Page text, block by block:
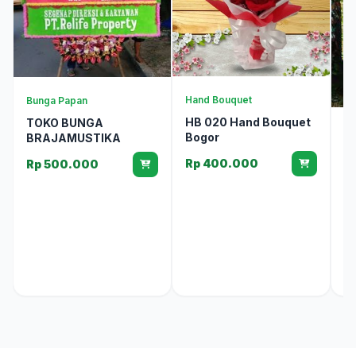
Bunga Papan
TOKO BUNGA
BRAJAMUSTIKA
Rp 500.000
Hand Bouquet
HB 020 Hand Bouquet
Bogor
Rp 400.000